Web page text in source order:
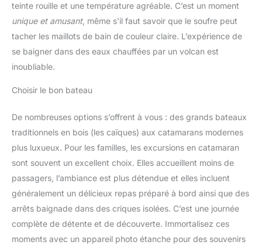
enfants au frais et confortables pendant les chaudes journées
chapeau de soleil se range facilement dans un sac à dos ou un
sac de plage, tout en conservant sa forme. Idéal pour les
vacances, les voyages, les jeux sur la plage, les visites
touristiques, la piscine, le parc, etc. Conseil : pour préserver la
visière, veuillez laver à la main et ne pas utiliser la machine à
teinte rouille et une température agréable. C’est un moment
unique et amusant, même s’il faut savoir que le soufre peut
tacher les maillots de bain de couleur claire. L’expérience de
se baigner dans des eaux chauffées par un volcan est
inoubliable.
Choisir le bon bateau
De nombreuses options s’offrent à vous : des grands bateaux
traditionnels en bois (les caïques) aux catamarans modernes
plus luxueux. Pour les familles, les excursions en catamaran
sont souvent un excellent choix. Elles accueillent moins de
passagers, l’ambiance est plus détendue et elles incluent
généralement un délicieux repas préparé à bord ainsi que des
arrêts baignade dans des criques isolées. C’est une journée
complète de détente et de découverte. Immortalisez ces
moments avec un appareil photo étanche pour des souvenirs